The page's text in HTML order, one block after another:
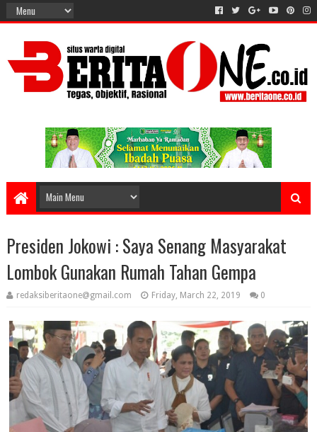
Presiden Jokowi : Saya Senang Masyarakat
Lombok Gunakan Rumah Tahan Gempa
redaksiberitaone@gmail.com Friday, March 22, 2019 0